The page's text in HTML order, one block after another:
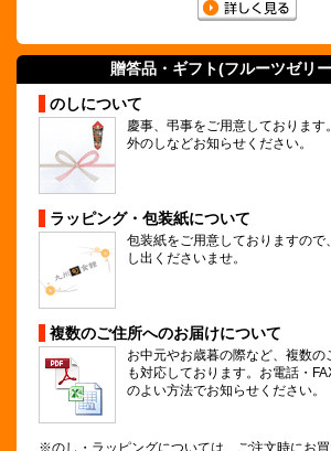
贈答品・ギフト(フルーツゼリー
のしについて
慶事、弔事をご用意しております
外のしなどお知らせください。
ラッピング・包装紙について
包装紙をご用意しておりますので
し出くださいませ。
複数のご住所へのお届けについて
お中元やお歳暮の際など、複数の
も対応しております。お電話・
のよい方法でお知らせください。
※のし・ラッピングについては、ご注文時にお